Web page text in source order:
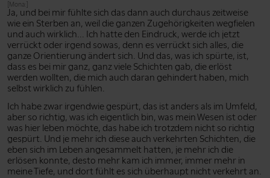
[Mona:]
Ja, und bei mir fühlte sich das dann auch durchaus zeitweise
wie ein Sterben an, weil die ganzen Zugehörigkeiten wegfielen
und auch wirklich... Ich hatte den Eindruck, werde ich jetzt
verrückt oder irgend sowas, denn es verrückt sich alles, die
ganze Orientierung ändert sich. Und das, was ich spürte, ist,
dass es bei mir ganz, ganz viele Schichten gab, die erlöst
werden wollten, die mich auch daran gehindert haben, mich
selbst wirklich zu fühlen.
Ich habe zwar irgendwie gespürt, das ist anders als im Umfeld,
aber so richtig, was ich eigentlich bin, was mein Wesen ist oder
was hier leben möchte, das habe ich trotzdem nicht so richtig
gespürt. Und je mehr ich diese auch verkehrten Schichten, die
eben sich im Leben angesammelt hatten, je mehr ich die
erlösen konnte, desto mehr kam ich immer, immer mehr in
meine Tiefe, und dort fühlt es sich überhaupt nicht verkehrt an.